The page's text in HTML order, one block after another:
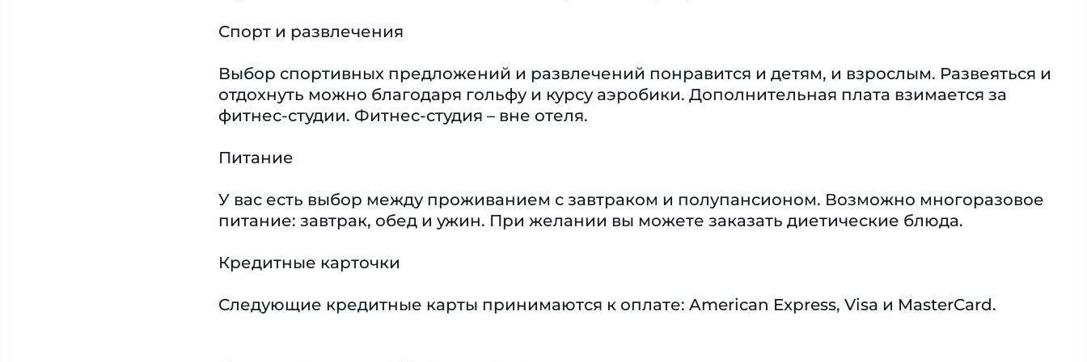
Спорт и развлечения
Выбор спортивных предложений и развлечений понравится и детям, и взрослым. Развеяться и
отдохнуть можно благодаря гольфу и курсу аэробики. Дополнительная плата взимается за
фитнес-студии. Фитнес-студия – вне отеля.
Питание
У вас есть выбор между проживанием с завтраком и полупансионом. Возможно многоразовое
питание: завтрак, обед и ужин. При желании вы можете заказать диетические блюда.
Кредитные карточки
Следующие кредитные карты принимаются к оплате: American Express, Visa и MasterCard.